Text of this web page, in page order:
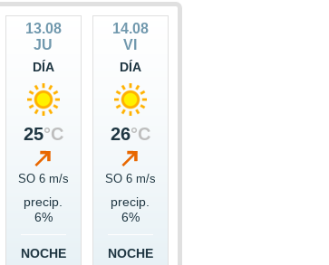
13.08
JU
DÍA
25°C
SO 6 m/s
precip.
6%
NOCHE
14.08
VI
DÍA
26°C
SO 6 m/s
precip.
6%
NOCHE